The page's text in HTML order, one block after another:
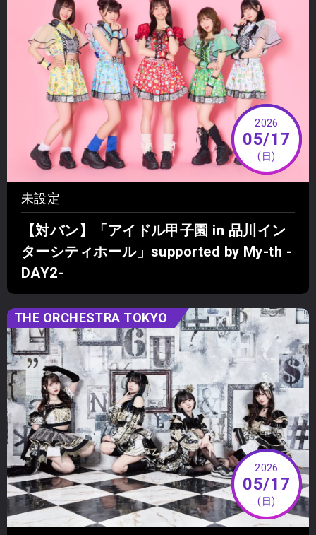
2026
05/17
(日)
未設定
【対バン】「アイドル甲子園 in 品川イン
ターシティホール」supported by My-th -
DAY2-
THE ORCHESTRA TOKYO
2026
05/17
(日)